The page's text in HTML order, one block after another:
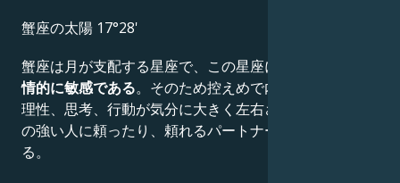
蟹座の太陽 17°28'
蟹座は月が支配する星座で、この星座に生まれた人は
情的に敏感である。そのため控えめで内気な人が多い。
理性、思考、行動が気分に大きく左右されるため、個性
の強い人に頼ったり、頼れるパートナーを選んだりす
る。